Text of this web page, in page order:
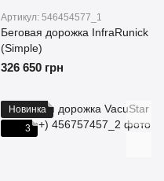
Артикул: 546454577_1
Беговая дорожка InfraRunick
(Simple)
326 650 грн
Новинка
3